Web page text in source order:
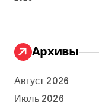
Архивы
Август 2026
Июль 2026